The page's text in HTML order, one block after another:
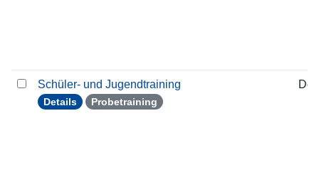
Schüler- und Jugendtraining
Details Probetraining